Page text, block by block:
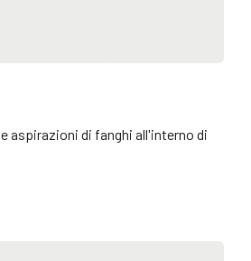
aspirazioni di fanghi all'interno di